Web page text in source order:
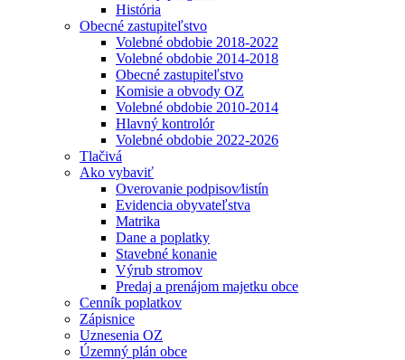
História
Obecné zastupiteľstvo
Volebné obdobie 2018-2022
Volebné obdobie 2014-2018
Obecné zastupiteľstvo
Komisie a obvody OZ
Volebné obdobie 2010-2014
Hlavný kontrolór
Volebné obdobie 2022-2026
Tlačivá
Ako vybaviť
Overovanie podpisov⁄listín
Evidencia obyvateľstva
Matrika
Dane a poplatky
Stavebné konanie
Výrub stromov
Predaj a prenájom majetku obce
Cenník poplatkov
Zápisnice
Uznesenia OZ
Územný plán obce